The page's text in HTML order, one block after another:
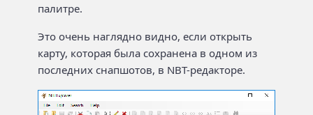
палитре.
Это очень наглядно видно, если открыть
карту, которая была сохранена в одном из
последних снапшотов, в NBT-редакторе.